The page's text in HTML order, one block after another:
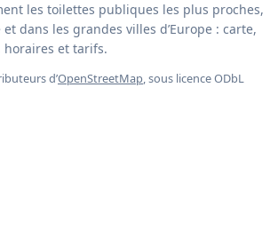
les toilettes publiques les plus proches,
dans les grandes villes d’Europe : carte,
horaires et tarifs.
d’OpenStreetMap, sous licence ODbL